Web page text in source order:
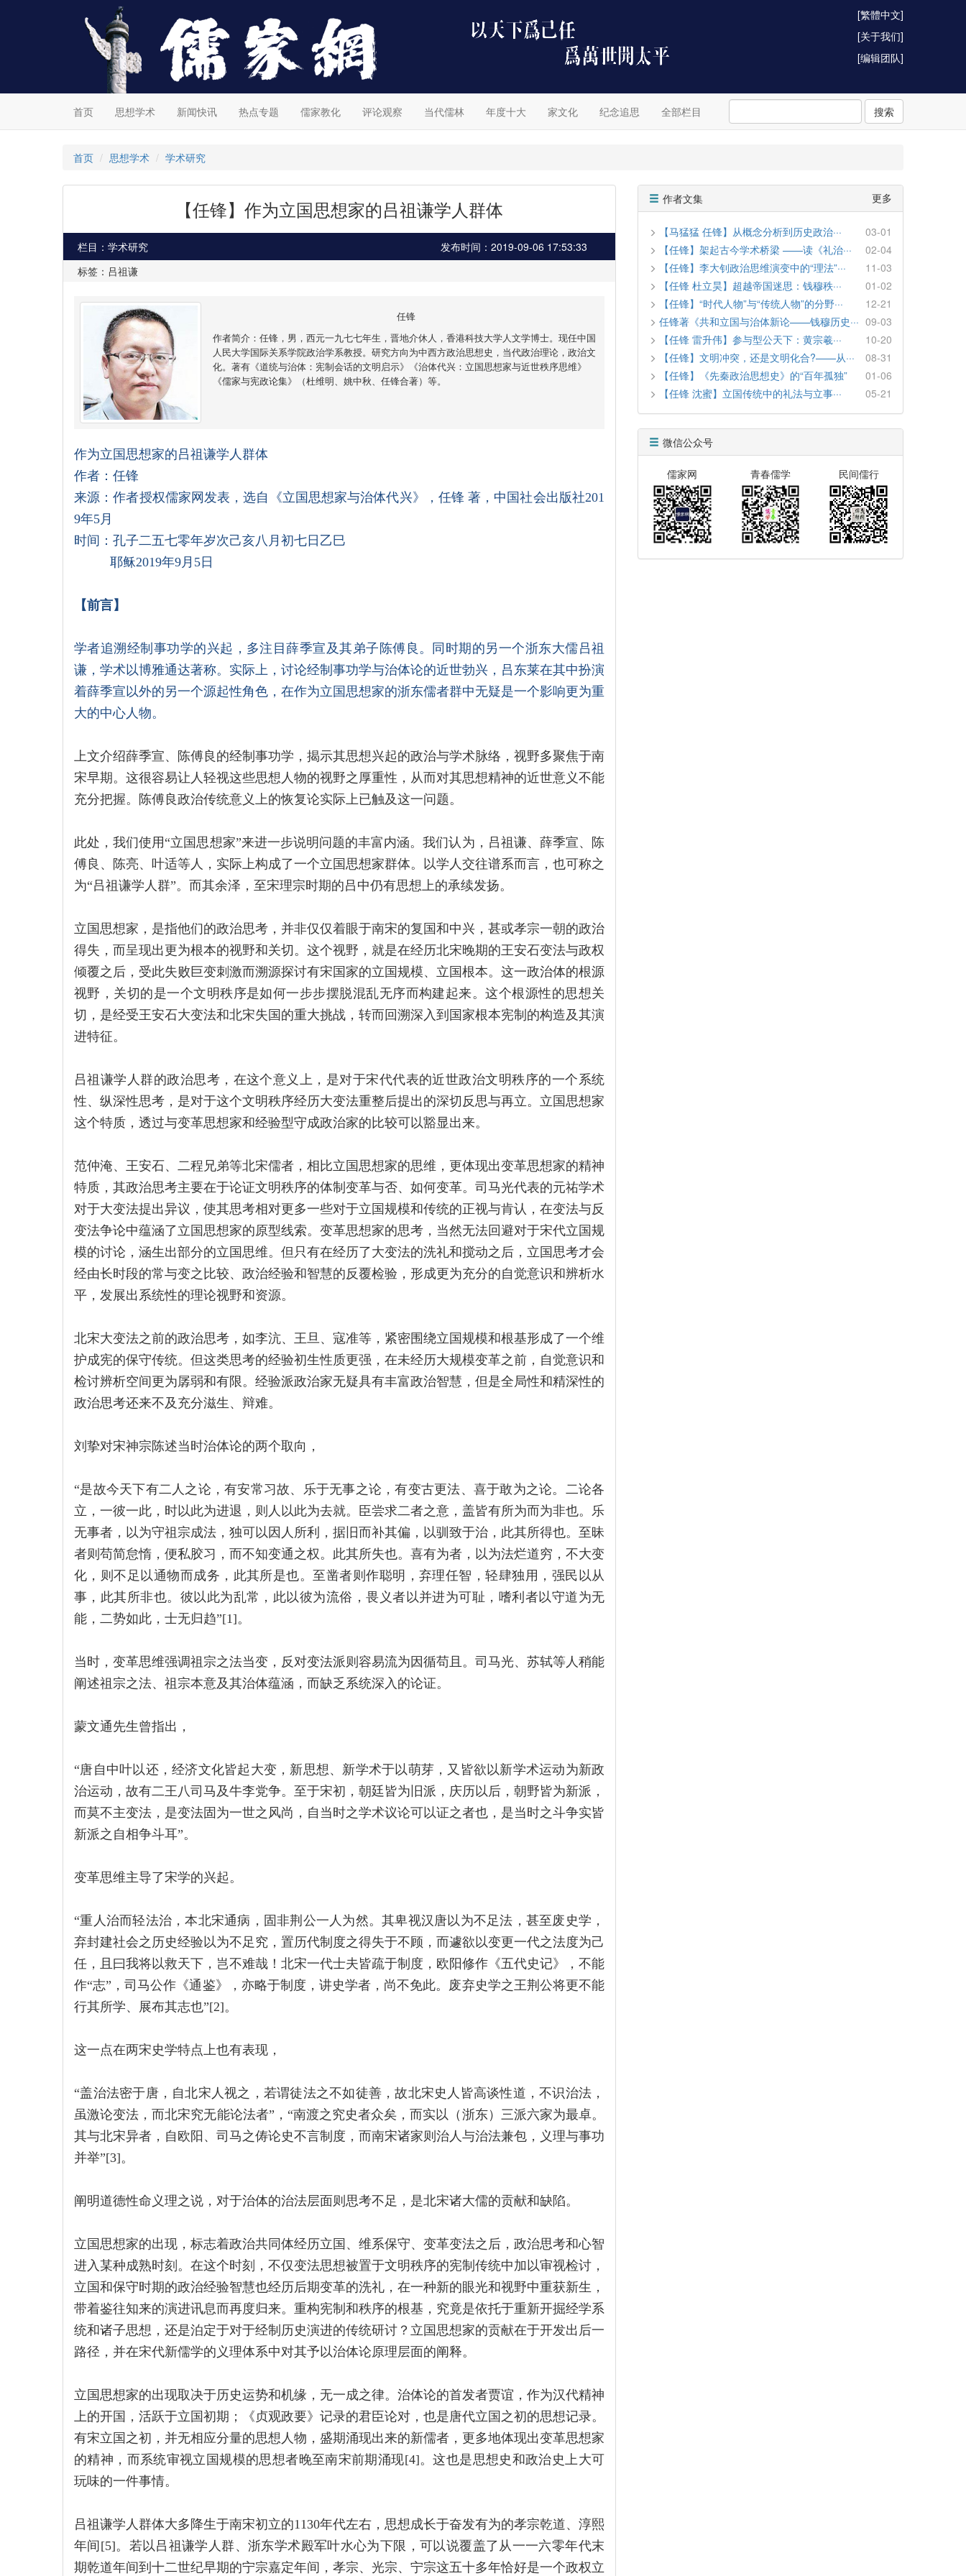
[繁體中文]
[关于我们]
[编辑团队]
首页 思想学术 新闻快讯 热点专题 儒家教化 评论观察 当代儒林 年度十大 家文化 纪念追思 全部栏目 搜索
首页 思想学术 学术研究
【任锋】作为立国思想家的吕祖谦学人群体
栏目：学术研究
发布时间：2019-09-06 17:53:33
标签：吕祖谦
任锋
作者简介：任锋，男，西元一九七七年生，晋地介休人，香港科技大学人文学博士。现任中国
人民大学国际关系学院政治学系教授。研究方向为中西方政治思想史，当代政治理论，政治文
化。著有《道统与治体：宪制会话的文明启示》《治体代兴：立国思想家与近世秩序思维》
《儒家与宪政论集》（杜维明、姚中秋、任锋合著）等。
作为立国思想家的吕祖谦学人群体
作者：任锋
来源：作者授权儒家网发表，选自《立国思想家与治体代兴》，任锋 著，中国社会出版社201
9年5月
时间：孔子二五七零年岁次己亥八月初七日乙巳
耶稣2019年9月5日
【前言】
学者追溯经制事功学的兴起，多注目薛季宣及其弟子陈傅良。同时期的另一个浙东大儒吕祖
谦，学术以博雅通达著称。实际上，讨论经制事功学与治体论的近世勃兴，吕东莱在其中扮演
着薛季宣以外的另一个源起性角色，在作为立国思想家的浙东儒者群中无疑是一个影响更为重
大的中心人物。
上文介绍薛季宣、陈傅良的经制事功学，揭示其思想兴起的政治与学术脉络，视野多聚焦于南
宋早期。这很容易让人轻视这些思想人物的视野之厚重性，从而对其思想精神的近世意义不能
充分把握。陈傅良政治传统意义上的恢复论实际上已触及这一问题。
此处，我们使用“立国思想家”来进一步说明问题的丰富内涵。我们认为，吕祖谦、薛季宣、陈
傅良、陈亮、叶适等人，实际上构成了一个立国思想家群体。以学人交往谱系而言，也可称之
为“吕祖谦学人群”。而其余泽，至宋理宗时期的吕中仍有思想上的承续发扬。
立国思想家，是指他们的政治思考，并非仅仅着眼于南宋的复国和中兴，甚或孝宗一朝的政治
得失，而呈现出更为根本的视野和关切。这个视野，就是在经历北宋晚期的王安石变法与政权
倾覆之后，受此失败巨变刺激而溯源探讨有宋国家的立国规模、立国根本。这一政治体的根源
视野，关切的是一个文明秩序是如何一步步摆脱混乱无序而构建起来。这个根源性的思想关
切，是经受王安石大变法和北宋失国的重大挑战，转而回溯深入到国家根本宪制的构造及其演
进特征。
吕祖谦学人群的政治思考，在这个意义上，是对于宋代代表的近世政治文明秩序的一个系统
性、纵深性思考，是对于这个文明秩序经历大变法重整后提出的深切反思与再立。立国思想家
这个特质，透过与变革思想家和经验型守成政治家的比较可以豁显出来。
范仲淹、王安石、二程兄弟等北宋儒者，相比立国思想家的思维，更体现出变革思想家的精神
特质，其政治思考主要在于论证文明秩序的体制变革与否、如何变革。司马光代表的元祐学术
对于大变法提出异议，使其思考相对更多一些对于立国规模和传统的正视与肯认，在变法与反
变法争论中蕴涵了立国思想家的原型线索。变革思想家的思考，当然无法回避对于宋代立国规
模的讨论，涵生出部分的立国思维。但只有在经历了大变法的洗礼和搅动之后，立国思考才会
经由长时段的常与变之比较、政治经验和智慧的反覆检验，形成更为充分的自觉意识和辨析水
平，发展出系统性的理论视野和资源。
北宋大变法之前的政治思考，如李沆、王旦、寇准等，紧密围绕立国规模和根基形成了一个维
护成宪的保守传统。但这类思考的经验初生性质更强，在未经历大规模变革之前，自觉意识和
检讨辨析空间更为孱弱和有限。经验派政治家无疑具有丰富政治智慧，但是全局性和精深性的
政治思考还来不及充分滋生、辩难。
刘挚对宋神宗陈述当时治体论的两个取向，
“是故今天下有二人之论，有安常习故、乐于无事之论，有变古更法、喜于敢为之论。二论各
立，一彼一此，时以此为进退，则人以此为去就。臣尝求二者之意，盖皆有所为而为非也。乐
无事者，以为守祖宗成法，独可以因人所利，据旧而补其偏，以驯致于治，此其所得也。至昧
者则苟简怠惰，便私胶习，而不知变通之权。此其所失也。喜有为者，以为法烂道穷，不大变
化，则不足以通物而成务，此其所是也。至凿者则作聪明，弃理任智，轻肆独用，强民以从
事，此其所非也。彼以此为乱常，此以彼为流俗，畏义者以并进为可耻，嗜利者以守道为无
能，二势如此，士无归趋”[1]。
当时，变革思维强调祖宗之法当变，反对变法派则容易流为因循苟且。司马光、苏轼等人稍能
阐述祖宗之法、祖宗本意及其治体蕴涵，而缺乏系统深入的论证。
蒙文通先生曾指出，
“唐自中叶以还，经济文化皆起大变，新思想、新学术于以萌芽，又皆欲以新学术运动为新政
治运动，故有二王八司马及牛李党争。至于宋初，朝廷皆为旧派，庆历以后，朝野皆为新派，
而莫不主变法，是变法固为一世之风尚，自当时之学术议论可以证之者也，是当时之斗争实皆
新派之自相争斗耳”。
变革思维主导了宋学的兴起。
“重人治而轻法治，本北宋通病，固非荆公一人为然。其卑视汉唐以为不足法，甚至废史学，
弃封建社会之历史经验以为不足究，置历代制度之得失于不顾，而遽欲以变更一代之法度为己
任，且曰我将以救天下，岂不难哉！北宋一代士夫皆疏于制度，欧阳修作《五代史记》，不能
作“志”，司马公作《通鉴》，亦略于制度，讲史学者，尚不免此。废弃史学之王荆公将更不能
行其所学、展布其志也”[2]。
这一点在两宋史学特点上也有表现，
“盖治法密于唐，自北宋人视之，若谓徒法之不如徒善，故北宋史人皆高谈性道，不识治法，
虽激论变法，而北宋究无能论法者”，“南渡之究史者众矣，而实以（浙东）三派六家为最卓。
其与北宋异者，自欧阳、司马之俦论史不言制度，而南宋诸家则治人与治法兼包，义理与事功
并举”[3]。
阐明道德性命义理之说，对于治体的治法层面则思考不足，是北宋诸大儒的贡献和缺陷。
立国思想家的出现，标志着政治共同体经历立国、维系保守、变革变法之后，政治思考和心智
进入某种成熟时刻。在这个时刻，不仅变法思想被置于文明秩序的宪制传统中加以审视检讨，
立国和保守时期的政治经验智慧也经历后期变革的洗礼，在一种新的眼光和视野中重获新生，
带着鉴往知来的演进讯息而再度归来。重构宪制和秩序的根基，究竟是依托于重新开掘经学系
统和诸子思想，还是泊定于对于经制历史演进的传统研讨？立国思想家的贡献在于开发出后一
路径，并在宋代新儒学的义理体系中对其予以治体论原理层面的阐释。
立国思想家的出现取决于历史运势和机缘，无一成之律。治体论的首发者贾谊，作为汉代精神
上的开国，活跃于立国初期；《贞观政要》记录的君臣论对，也是唐代立国之初的思想记录。
有宋立国之初，并无相应分量的思想人物，盛期涌现出来的新儒者，更多地体现出变革思想家
的精神，而系统审视立国规模的思想者晚至南宋前期涌现[4]。这也是思想史和政治史上大可
玩味的一件事情。
吕祖谦学人群体大多降生于南宋初立的1130年代左右，思想成长于奋发有为的孝宗乾道、淳熙
年间[5]。若以吕祖谦学人群、浙东学术殿军叶水心为下限，可以说覆盖了从一一六零年代末
期乾道年间到十二世纪早期的宁宗嘉定年间，孝宗、光宗、宁宗这五十多年恰好是一个政权立
作者文集 更多
【马猛猛 任锋】从概念分析到历史政治···
03-01
【任锋】架起古今学术桥梁 ——读《礼治···
02-04
【任锋】李大钊政治思维演变中的“理法”···
11-03
【任锋 杜立昊】超越帝国迷思：钱穆秩···
01-02
【任锋】“时代人物”与“传统人物”的分野···
12-21
任锋著《共和立国与治体新论——钱穆历史··· 09-03
【任锋 雷升伟】参与型公天下：黄宗羲···
10-20
【任锋】文明冲突，还是文明化合?——从···
08-31
【任锋】《先秦政治思想史》的“百年孤独”
01-06
【任锋 沈蜜】立国传统中的礼法与立事···
05-21
微信公众号
儒家网 青春儒学 民间儒行